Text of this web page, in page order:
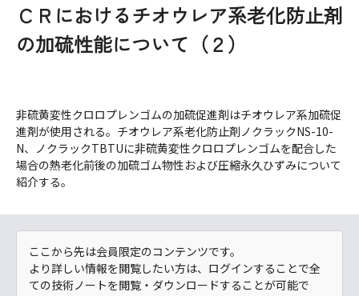
ＣＲにおけるチオウレア系老化防止剤
の加硫性能について（２）
非硫黄変性クロロプレンゴムの加硫促進剤はチオウレア系加硫促
進剤が使用される。チオウレア系老化防止剤ノクラックNS-10-
N、ノクラックTBTUに非硫黄変性クロロプレンゴムを配合した
場合の熱老化前後の加硫ゴム物性および圧縮永久ひずみについて
紹介する。
ここから先は会員限定のコンテンツです。
より詳しい情報を閲覧したい方は、ログインすることで全
ての技術ノートを閲覧・ダウンロードすることが可能で